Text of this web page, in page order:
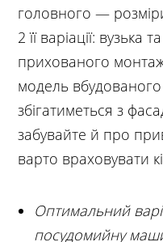
головного —
2 її варіації: вузька
прихованого
модель вбудованого
збігатиметься з
забувайте й про
варто враховувати
Оптимальний
посудомийну